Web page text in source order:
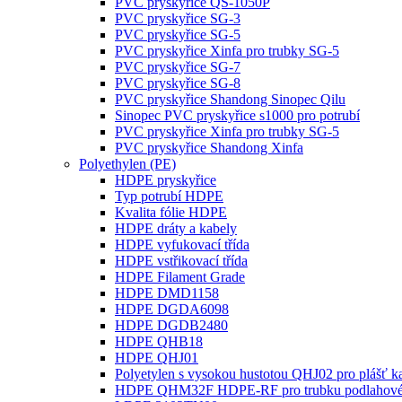
PVC pryskyřice SG-3
PVC pryskyřice SG-5
PVC pryskyřice Xinfa pro trubky SG-5
PVC pryskyřice SG-7
PVC pryskyřice SG-8
PVC pryskyřice Shandong Sinopec Qilu
Sinopec PVC pryskyřice s1000 pro potrubí
PVC pryskyřice Xinfa pro trubky SG-5
PVC pryskyřice Shandong Xinfa
Polyethylen (PE)
HDPE pryskyřice
Typ potrubí HDPE
Kvalita fólie HDPE
HDPE dráty a kabely
HDPE vyfukovací třída
HDPE vstřikovací třída
HDPE Filament Grade
HDPE DMD1158
HDPE DGDA6098
HDPE DGDB2480
HDPE QHB18
HDPE QHJ01
Polyetylen s vysokou hustotou QHJ02 pro plášť
HDPE QHM32F HDPE-RF pro trubku